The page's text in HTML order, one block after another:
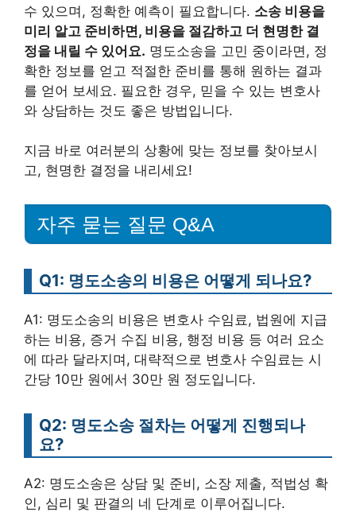
수 있으며, 정확한 예측이 필요합니다. 소송 비용을
미리 알고 준비하면, 비용을 절감하고 더 현명한 결
정을 내릴 수 있어요. 명도소송을 고민 중이라면, 정
확한 정보를 얻고 적절한 준비를 통해 원하는 결과
를 얻어 보세요. 필요한 경우, 믿을 수 있는 변호사
와 상담하는 것도 좋은 방법입니다.
지금 바로 여러분의 상황에 맞는 정보를 찾아보시
고, 현명한 결정을 내리세요!
자주 묻는 질문 Q&A
Q1: 명도소송의 비용은 어떻게 되나요?
A1: 명도소송의 비용은 변호사 수임료, 법원에 지급
하는 비용, 증거 수집 비용, 행정 비용 등 여러 요소
에 따라 달라지며, 대략적으로 변호사 수임료는 시
간당 10만 원에서 30만 원 정도입니다.
Q2: 명도소송 절차는 어떻게 진행되나
요?
A2: 명도소송은 상담 및 준비, 소장 제출, 적법성 확
인, 심리 및 판결의 네 단계로 이루어집니다.